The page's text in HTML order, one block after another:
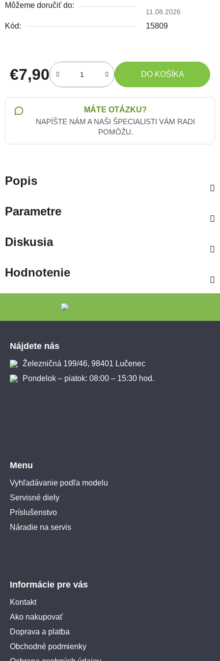
Môžeme doručiť do:
11.08.2026
Kód: 15809
€7,90
Jednotková cena:
DO KOŠÍKA
MÁTE OTÁZKU?
NAPÍŠTE NÁM A NAŠI ŠPECIALISTI VÁM RADI
POMÔŽU.
Popis
Parametre
Diskusia
Hodnotenie
Nájdete nás
Železničná 199/46, 98401 Lučenec
Pondelok – piatok: 08:00 – 15:30 hod.
Menu
Vyhľadávanie podľa modelu
Servisné diely
Príslušenstvo
Náradie na servis
Informácie pre vás
Kontakt
Ako nakupovať
Doprava a platba
Obchodné podmienky